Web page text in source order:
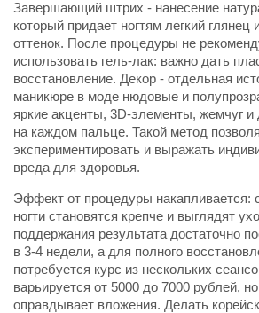
Завершающий штрих - нанесение
который придает ногтям легкий глянец
оттенок. После процедуры не
использовать гель-лак: важно дать
восстановление. Декор - отдельная
маникюре в моде нюдовые и
яркие акценты, 3D-элементы, жемчуг
на каждом пальце. Такой метод
экспериментировать и выражать
вреда для здоровья.
Эффект от процедуры накапливается:
ногти становятся крепче и выглядят
поддержания результата достаточно
в 3-4 недели, а для полного
потребуется курс из нескольких
варьируется от 5000 до 7000 рублей,
оправдывает вложения. Делать